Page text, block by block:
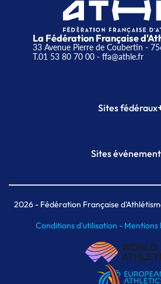
La Fédération Française
33 Avenue Pierre de Coubertin -
T.01 53 80 70 00- ffa@athle.fr
Sites fédéraux
Plateforme
Sites
Meeting de Paris
MAIF Ekiden de
2026- Fédération Française
Conditions d'utilisation - Mentions